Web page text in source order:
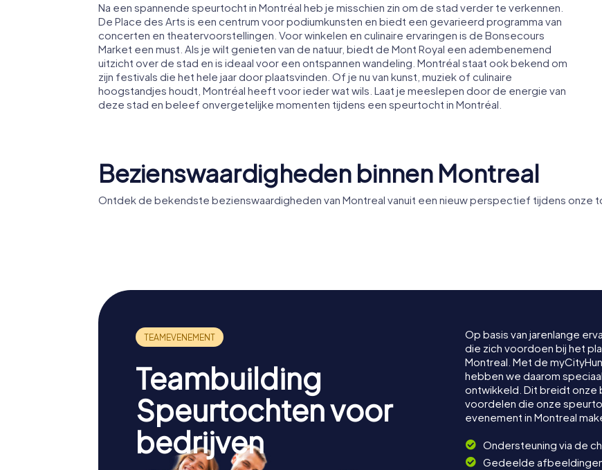
Na een spannende speurtocht in Montréal heb je misschien zin om de stad verder te verkennen.
De Place des Arts is een centrum voor podiumkunsten en biedt een gevarieerd programma van
concerten en theatervoorstellingen. Voor winkelen en culinaire ervaringen is de Bonsecours
Market een must. Als je wilt genieten van de natuur, biedt de Mont Royal een adembenemend
uitzicht over de stad en is ideaal voor een ontspannen wandeling. Montréal staat ook bekend om
zijn festivals die het hele jaar door plaatsvinden. Of je nu van kunst, muziek of culinaire
hoogstandjes houdt, Montréal heeft voor ieder wat wils. Laat je meeslepen door de energie van
deze stad en beleef onvergetelijke momenten tijdens een speurtocht in Montréal.
Bezienswaardigheden binnen Montreal
Ontdek de bekendste bezienswaardigheden van Montreal vanuit een nieuw perspectief tijdens onze
Kathedrale
Teambuilding
Speurtochten voor
bedrijven
Op basis van jarenlange
die zich voordoen bij het
Montreal. Met de
hebben we daarom
ontwikkeld. Dit breidt
voordelen die onze
evenement in Montreal
Ondersteuning via de
Gedeelde